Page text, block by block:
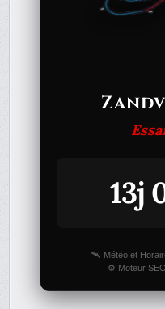
13j
🛰️ Météo et
⚙️ Moteur